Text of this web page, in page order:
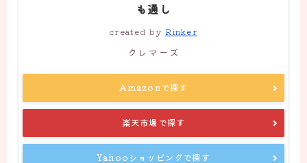
も通し
created by Rinker
クレマーズ
Amazonで探す
楽天市場で探す
Yahooショッピングで探す